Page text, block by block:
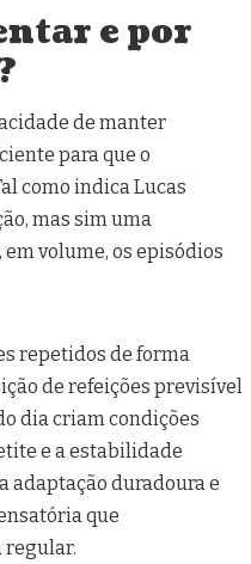
e por
de manter
para que o
como indica Lucas
mas sim uma
volume, os episódios
repetidos de forma
de refeições previsível
dia criam condições
e a estabilidade
adaptação duradoura e
que
regular.